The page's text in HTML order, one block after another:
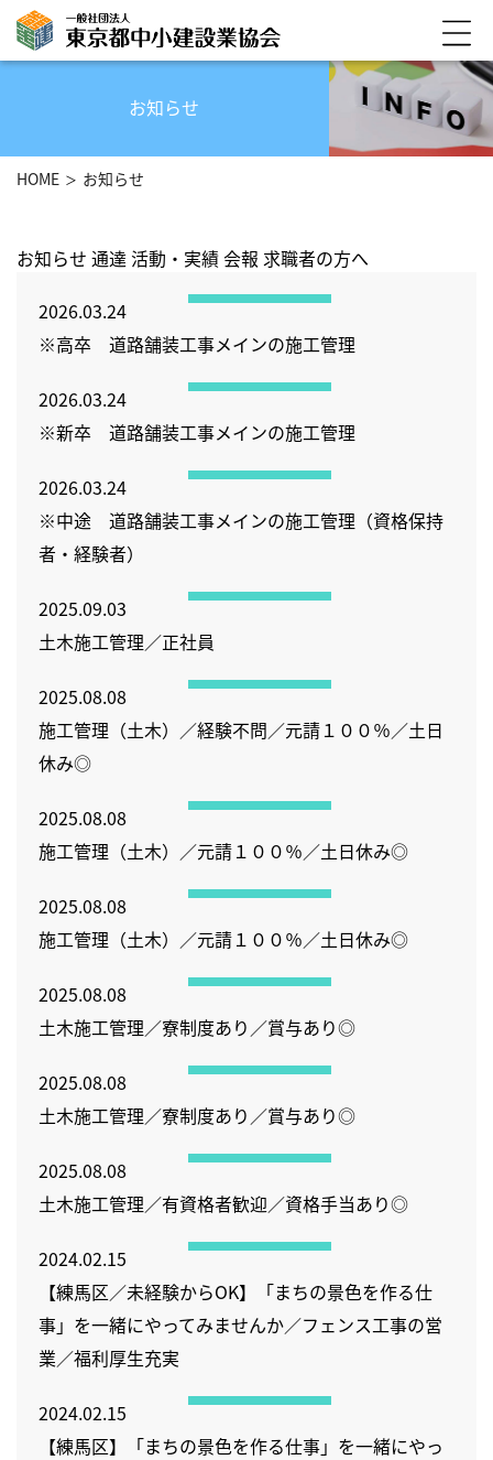
お知らせ
HOME お知らせ
お知らせ 通達 活動・実績会報 求職者の方へ
2026.03.24
※高卒 道路舗装⼯事メインの施⼯管理
2026.03.24
※新卒 道路舗装⼯事メインの施⼯管理
2026.03.24
※中途 道路舗装⼯事メインの施⼯管理（資格保持
者・経験者）
2025.09.03
土木施工管理／正社員
2025.08.08
施工管理（土木）／経験不問／元請１００％／土日
休み◎
2025.08.08
施工管理（土木）／元請１００％／土日休み◎
2025.08.08
施工管理（土木）／元請１００％／土日休み◎
2025.08.08
土木施工管理／寮制度あり／賞与あり◎
2025.08.08
土木施工管理／寮制度あり／賞与あり◎
2025.08.08
土木施工管理／有資格者歓迎／資格手当あり◎
2024.02.15
【練馬区／未経験からOK】「まちの景色を作る仕
事」を一緒にやってみませんか／フェンス工事の営
業／福利厚生充実
2024.02.15
【練馬区】「まちの景色を作る仕事」を一緒にやっ